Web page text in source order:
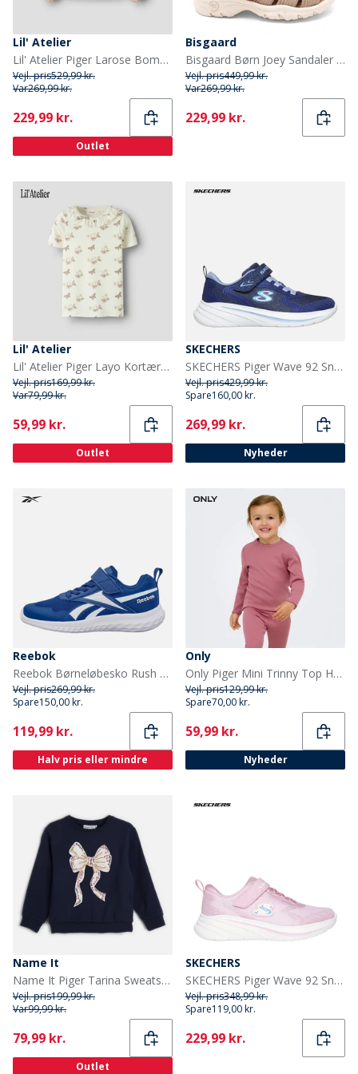
Lil' Atelier
Lil' Atelier Piger Larose Bomber Jakke Cameo Rose
Vejl. pris529,99 kr.
Var269,99 kr.
Current
229,99 kr.
Outlet
Bisgaard
Bisgaard Børn Joey Sandaler Stone
Vejl. pris449,99 kr.
Var269,99 kr.
Current
229,99 kr.
Lil' Atelier
Lil' Atelier Piger Layo Kortærmet T-shirt Coconut Milk
Vejl. pris169,99 kr.
Var79,99 kr.
Current
59,99 kr.
Outlet
SKECHERS
SKECHERS Piger Wave 92 Sneakers Navy
Vejl. pris429,99 kr.
Spare160,00 kr.
Current
269,99 kr.
Nyheder
Reebok
Reebok Børneløbesko Rush Runner 5 med elastiksnørebånd og velcrorem Neutral Vector Blue/Vector Blue/Hvid
Vejl. pris269,99 kr.
Spare150,00 kr.
Current
119,99 kr.
Halv pris eller mindre
Only
Only Piger Mini Trinny Top Heather Rose
Vejl. pris129,99 kr.
Spare70,00 kr.
Current
59,99 kr.
Nyheder
Name It
Name It Piger Tarina Sweatshirt Navy Blazer
Vejl. pris199,99 kr.
Var99,99 kr.
Current
79,99 kr.
Outlet
SKECHERS
SKECHERS Piger Wave 92 Sneakers Lyserød
Vejl. pris348,99 kr.
Spare119,00 kr.
Current
229,99 kr.